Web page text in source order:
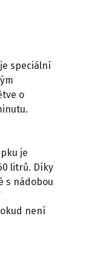
speciální
o
je
litrů. Díky
s nádobou
není